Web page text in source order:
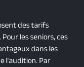
des tarifs
les seniors, ces
dans les
l'audition. Par